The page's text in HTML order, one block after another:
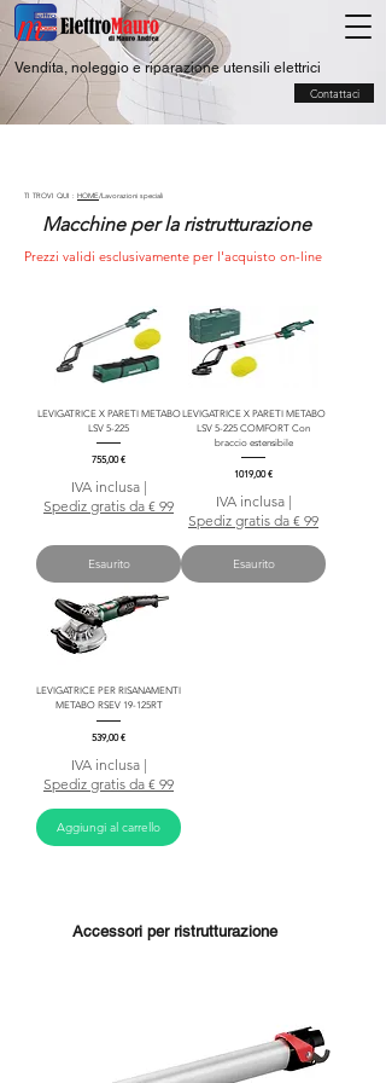
Vendita, noleggio e riparazione utensili elettrici
Contattaci
TI TROVI QUI : HOME/Lavorazioni speciali
Macchine per la ristrutturazione
Prezzi validi esclusivamente per l'acquisto on-line
LEVIGATRICE X PARETI METABO
LSV 5-225
Prezzo
755,00 €
IVA inclusa|
Spediz gratis da € 99
Esaurito
LEVIGATRICE X PARETI METABO
LSV 5-225 COMFORT Con
braccio estensibile
Prezzo
1019,00 €
IVA inclusa|
Spediz gratis da € 99
Esaurito
LEVIGATRICE PER RISANAMENTI
METABO RSEV 19-125RT
Prezzo
539,00 €
IVA inclusa|
Spediz gratis da € 99
Aggiungi al carrello
Accessori per ristrutturazione